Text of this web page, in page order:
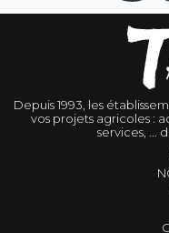
Depuis 1993, les
vos projets agricoles :
services, ...